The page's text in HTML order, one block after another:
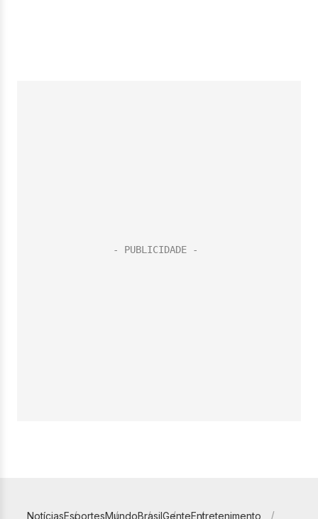
NotíciasEsportesMundoBrasilGenteEntretenimento